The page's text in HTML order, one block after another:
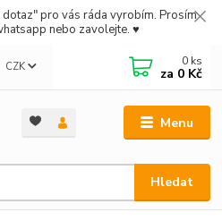
dotaz" pro vás ráda vyrobím. Prosím
nebo zavolejte. ♥
Menu
CZK
Hledat
0 ks
za 0 Kč